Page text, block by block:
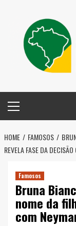
content
Menu
HOME FAMOSOS
REVELA FASE DA
Famosos
Bruna
nome da
com